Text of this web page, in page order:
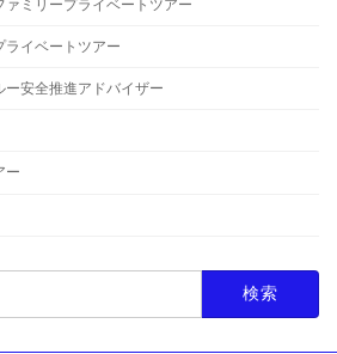
ミリープライベートツアー
ライベートツアー
安全推進アドバイザー
ー